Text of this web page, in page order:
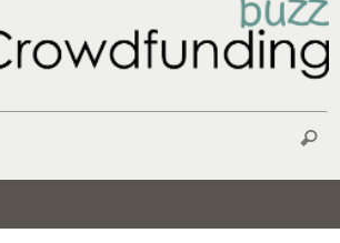
Cerca